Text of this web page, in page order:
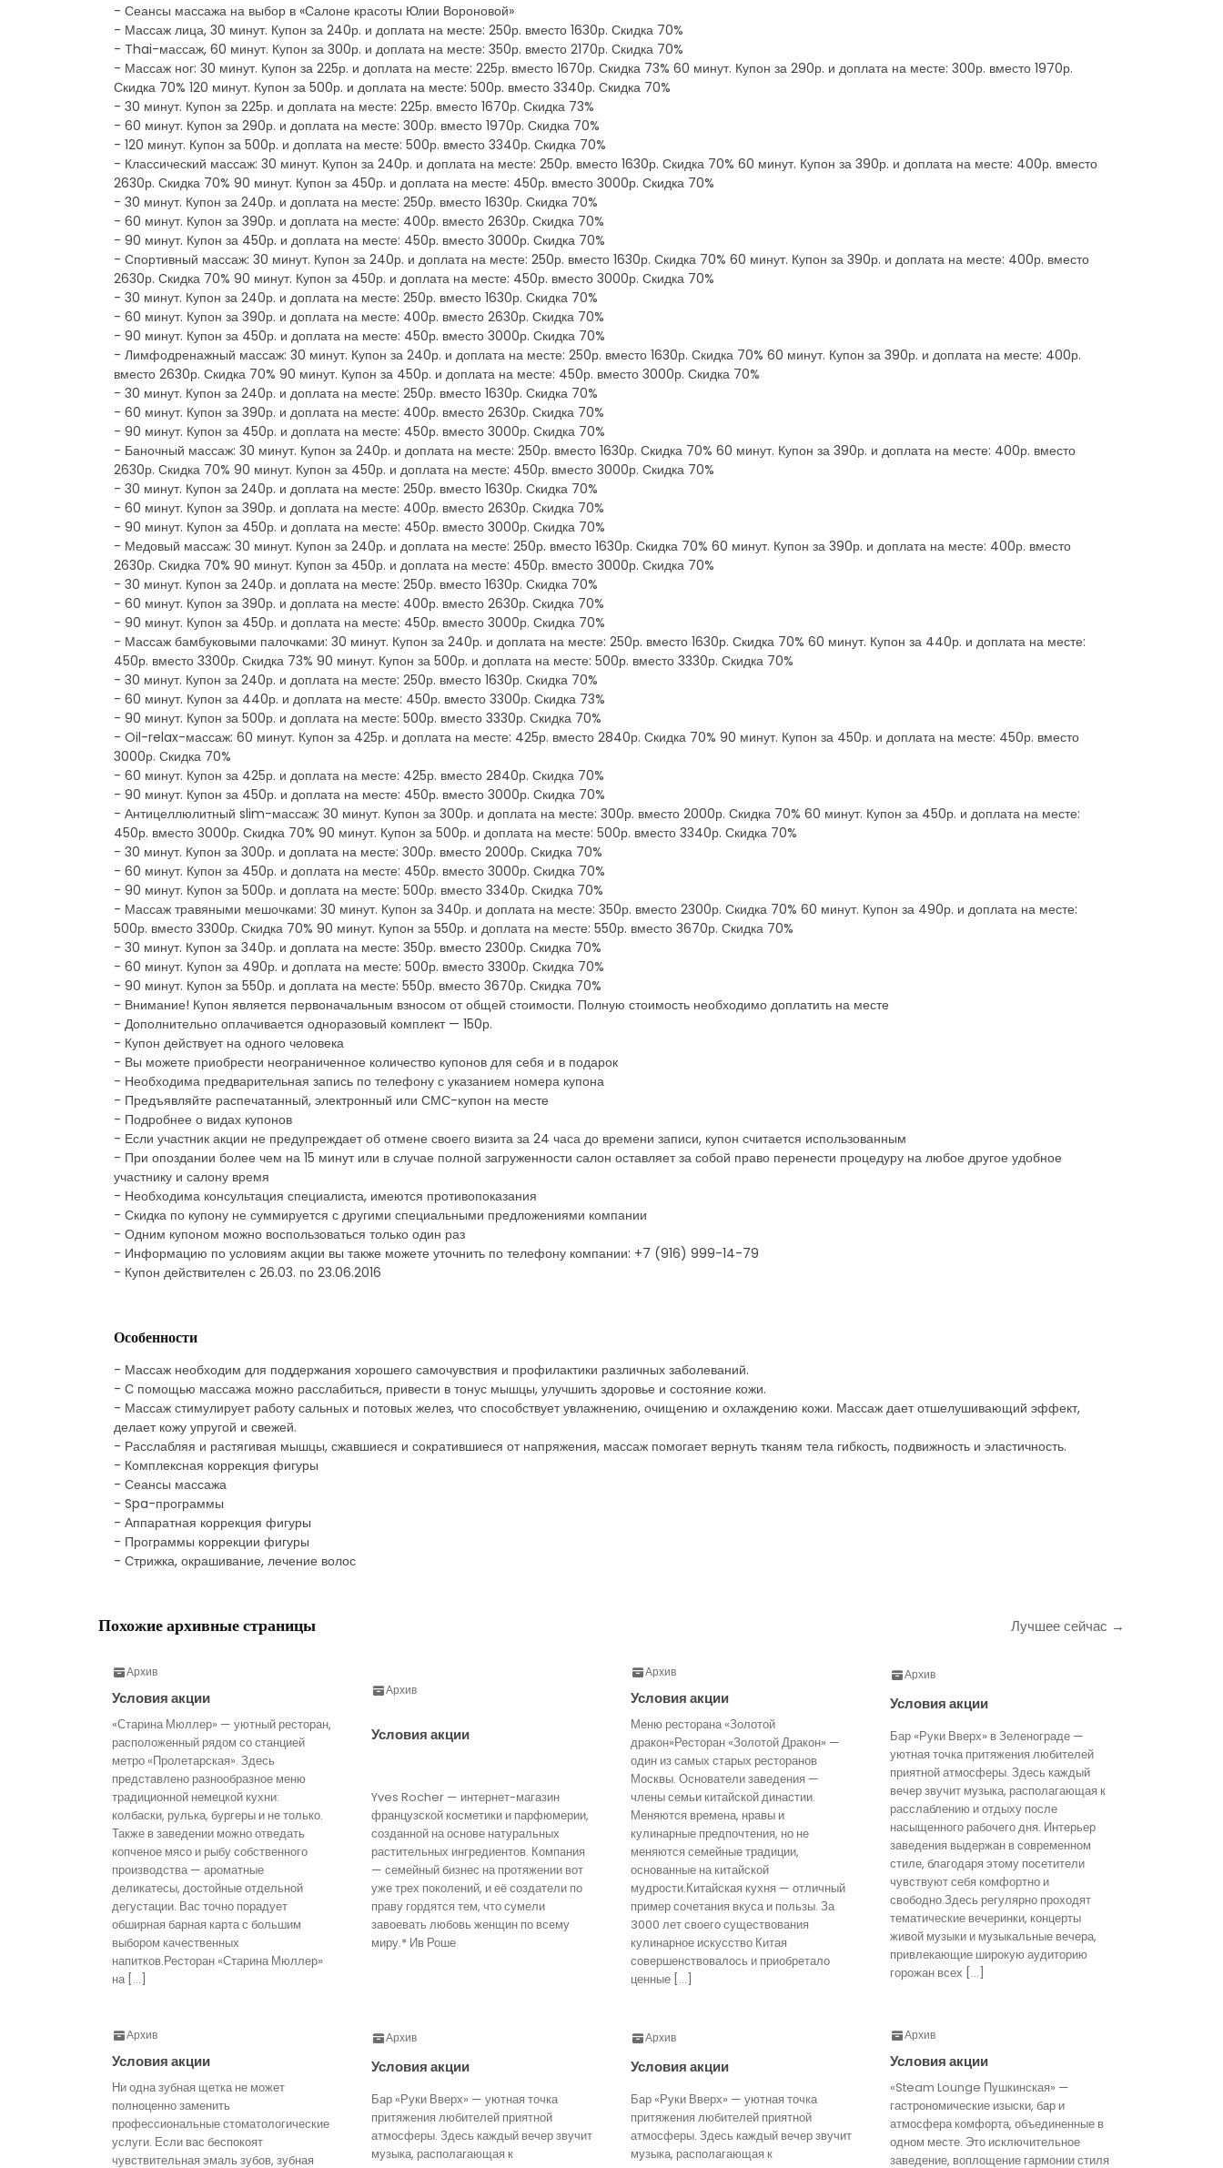
- Сеансы массажа на выбор в «Салоне красоты Юлии Вороновой»
- Массаж лица, 30 минут. Купон за 240р. и доплата на месте: 250р. вместо 1630р. Скидка 70%
- Thai-массаж, 60 минут. Купон за 300р. и доплата на месте: 350р. вместо 2170р. Скидка 70%
- Массаж ног: 30 минут. Купон за 225р. и доплата на месте: 225р. вместо 1670р. Скидка 73% 60 минут. Купон за 290р. и доплата на месте: 300р. вместо 1970р.
Скидка 70% 120 минут. Купон за 500р. и доплата на месте: 500р. вместо 3340р. Скидка 70%
- 30 минут. Купон за 225р. и доплата на месте: 225р. вместо 1670р. Скидка 73%
- 60 минут. Купон за 290р. и доплата на месте: 300р. вместо 1970р. Скидка 70%
- 120 минут. Купон за 500р. и доплата на месте: 500р. вместо 3340р. Скидка 70%
- Классический массаж: 30 минут. Купон за 240р. и доплата на месте: 250р. вместо 1630р. Скидка 70% 60 минут. Купон за 390р. и доплата на месте: 400р. вместо
2630р. Скидка 70% 90 минут. Купон за 450р. и доплата на месте: 450р. вместо 3000р. Скидка 70%
- 30 минут. Купон за 240р. и доплата на месте: 250р. вместо 1630р. Скидка 70%
- 60 минут. Купон за 390р. и доплата на месте: 400р. вместо 2630р. Скидка 70%
- 90 минут. Купон за 450р. и доплата на месте: 450р. вместо 3000р. Скидка 70%
- Спортивный массаж: 30 минут. Купон за 240р. и доплата на месте: 250р. вместо 1630р. Скидка 70% 60 минут. Купон за 390р. и доплата на месте: 400р. вместо
2630р. Скидка 70% 90 минут. Купон за 450р. и доплата на месте: 450р. вместо 3000р. Скидка 70%
- 30 минут. Купон за 240р. и доплата на месте: 250р. вместо 1630р. Скидка 70%
- 60 минут. Купон за 390р. и доплата на месте: 400р. вместо 2630р. Скидка 70%
- 90 минут. Купон за 450р. и доплата на месте: 450р. вместо 3000р. Скидка 70%
- Лимфодренажный массаж: 30 минут. Купон за 240р. и доплата на месте: 250р. вместо 1630р. Скидка 70% 60 минут. Купон за 390р. и доплата на месте: 400р.
вместо 2630р. Скидка 70% 90 минут. Купон за 450р. и доплата на месте: 450р. вместо 3000р. Скидка 70%
- 30 минут. Купон за 240р. и доплата на месте: 250р. вместо 1630р. Скидка 70%
- 60 минут. Купон за 390р. и доплата на месте: 400р. вместо 2630р. Скидка 70%
- 90 минут. Купон за 450р. и доплата на месте: 450р. вместо 3000р. Скидка 70%
- Баночный массаж: 30 минут. Купон за 240р. и доплата на месте: 250р. вместо 1630р. Скидка 70% 60 минут. Купон за 390р. и доплата на месте: 400р. вместо
2630р. Скидка 70% 90 минут. Купон за 450р. и доплата на месте: 450р. вместо 3000р. Скидка 70%
- 30 минут. Купон за 240р. и доплата на месте: 250р. вместо 1630р. Скидка 70%
- 60 минут. Купон за 390р. и доплата на месте: 400р. вместо 2630р. Скидка 70%
- 90 минут. Купон за 450р. и доплата на месте: 450р. вместо 3000р. Скидка 70%
- Медовый массаж: 30 минут. Купон за 240р. и доплата на месте: 250р. вместо 1630р. Скидка 70% 60 минут. Купон за 390р. и доплата на месте: 400р. вместо
2630р. Скидка 70% 90 минут. Купон за 450р. и доплата на месте: 450р. вместо 3000р. Скидка 70%
- 30 минут. Купон за 240р. и доплата на месте: 250р. вместо 1630р. Скидка 70%
- 60 минут. Купон за 390р. и доплата на месте: 400р. вместо 2630р. Скидка 70%
- 90 минут. Купон за 450р. и доплата на месте: 450р. вместо 3000р. Скидка 70%
- Массаж бамбуковыми палочками: 30 минут. Купон за 240р. и доплата на месте: 250р. вместо 1630р. Скидка 70% 60 минут. Купон за 440р. и доплата на месте:
450р. вместо 3300р. Скидка 73% 90 минут. Купон за 500р. и доплата на месте: 500р. вместо 3330р. Скидка 70%
- 30 минут. Купон за 240р. и доплата на месте: 250р. вместо 1630р. Скидка 70%
- 60 минут. Купон за 440р. и доплата на месте: 450р. вместо 3300р. Скидка 73%
- 90 минут. Купон за 500р. и доплата на месте: 500р. вместо 3330р. Скидка 70%
- Oil-relax-массаж: 60 минут. Купон за 425р. и доплата на месте: 425р. вместо 2840р. Скидка 70% 90 минут. Купон за 450р. и доплата на месте: 450р. вместо
3000р. Скидка 70%
- 60 минут. Купон за 425р. и доплата на месте: 425р. вместо 2840р. Скидка 70%
- 90 минут. Купон за 450р. и доплата на месте: 450р. вместо 3000р. Скидка 70%
- Антицеллюлитный slim-массаж: 30 минут. Купон за 300р. и доплата на месте: 300р. вместо 2000р. Скидка 70% 60 минут. Купон за 450р. и доплата на месте:
450р. вместо 3000р. Скидка 70% 90 минут. Купон за 500р. и доплата на месте: 500р. вместо 3340р. Скидка 70%
- 30 минут. Купон за 300р. и доплата на месте: 300р. вместо 2000р. Скидка 70%
- 60 минут. Купон за 450р. и доплата на месте: 450р. вместо 3000р. Скидка 70%
- 90 минут. Купон за 500р. и доплата на месте: 500р. вместо 3340р. Скидка 70%
- Массаж травяными мешочками: 30 минут. Купон за 340р. и доплата на месте: 350р. вместо 2300р. Скидка 70% 60 минут. Купон за 490р. и доплата на месте:
500р. вместо 3300р. Скидка 70% 90 минут. Купон за 550р. и доплата на месте: 550р. вместо 3670р. Скидка 70%
- 30 минут. Купон за 340р. и доплата на месте: 350р. вместо 2300р. Скидка 70%
- 60 минут. Купон за 490р. и доплата на месте: 500р. вместо 3300р. Скидка 70%
- 90 минут. Купон за 550р. и доплата на месте: 550р. вместо 3670р. Скидка 70%
- Внимание! Купон является первоначальным взносом от общей стоимости. Полную стоимость необходимо доплатить на месте
- Дополнительно оплачивается одноразовый комплект — 150р.
- Купон действует на одного человека
- Вы можете приобрести неограниченное количество купонов для себя и в подарок
- Необходима предварительная запись по телефону с указанием номера купона
- Предъявляйте распечатанный, электронный или СМС-купон на месте
- Подробнее о видах купонов
- Если участник акции не предупреждает об отмене своего визита за 24 часа до времени записи, купон считается использованным
- При опоздании более чем на 15 минут или в случае полной загруженности салон оставляет за собой право перенести процедуру на любое другое удобное
участнику и салону время
- Необходима консультация специалиста, имеются противопоказания
- Скидка по купону не суммируется с другими специальными предложениями компании
- Одним купоном можно воспользоваться только один раз
- Информацию по условиям акции вы также можете уточнить по телефону компании: +7 (916) 999-14-79
- Купон действителен с 26.03. по 23.06.2016
Особенности
- Массаж необходим для поддержания хорошего самочувствия и профилактики различных заболеваний.
- С помощью массажа можно расслабиться, привести в тонус мышцы, улучшить здоровье и состояние кожи.
- Массаж стимулирует работу сальных и потовых желез, что способствует увлажнению, очищению и охлаждению кожи. Массаж дает отшелушивающий эффект,
делает кожу упругой и свежей.
- Расслабляя и растягивая мышцы, сжавшиеся и сократившиеся от напряжения, массаж помогает вернуть тканям тела гибкость, подвижность и эластичность.
- Комплексная коррекция фигуры
- Сеансы массажа
- Spa-программы
- Аппаратная коррекция фигуры
- Программы​ ​коррекции​ ​фигуры
- Стрижка, окрашивание, лечение волос
Похожие архивные страницы Лучшее сейчас →
Архив
Условия акции
«Старина Мюллер» — уютный ресторан,
расположенный рядом со станцией
метро «Пролетарская». Здесь
представлено разнообразное меню
традиционной немецкой кухни:
колбаски, рулька, бургеры и не только.
Также в заведении можно отведать
копченое мясо и рыбу собственного
производства — ароматные
деликатесы, достойные отдельной
дегустации. Вас точно порадует
обширная барная карта с большим
выбором качественных
напитков.Ресторан «Старина Мюллер»
на […]
Архив
Условия акции
Yves Rocher — интернет-магазин
французской косметики и парфюмерии,
созданной на основе натуральных
растительных ингредиентов. Компания
— семейный бизнес на протяжении вот
уже трех поколений, и её создатели по
праву гордятся тем, что сумели
завоевать любовь женщин по всему
миру.* Ив Роше
Архив
Условия акции
Меню ресторана «Золотой
дракон»Ресторан «Золотой Дракон» —
один из самых старых ресторанов
Москвы. Основатели заведения —
члены семьи китайской династии.
Меняются времена, нравы и
кулинарные предпочтения, но не
меняются семейные традиции,
основанные на китайской
мудрости.Китайская кухня — отличный
пример сочетания вкуса и пользы. За
3000 лет своего существования
кулинарное искусство Китая
совершенствовалось и приобретало
ценные […]
Архив
Условия акции
Бар «Руки Вверх» в Зеленограде —
уютная точка притяжения любителей
приятной атмосферы. Здесь каждый
вечер звучит музыка, располагающая к
расслаблению и отдыху после
насыщенного рабочего дня. Интерьер
заведения выдержан в современном
стиле, благодаря этому посетители
чувствуют себя комфортно и
свободно.Здесь регулярно проходят
тематические вечеринки, концерты
живой музыки и музыкальные вечера,
привлекающие широкую аудиторию
горожан всех […]
Архив
Условия акции
Ни одна зубная щетка не может
полноценно заменить
профессиональные стоматологические
услуги. Если вас беспокоят
чувствительная эмаль зубов, зубная
Архив
Условия акции
Бар «Руки Вверх» — уютная точка
притяжения любителей приятной
атмосферы. Здесь каждый вечер звучит
музыка, располагающая к
Архив
Условия акции
Бар «Руки Вверх» — уютная точка
притяжения любителей приятной
атмосферы. Здесь каждый вечер звучит
музыка, располагающая к
Архив
Условия акции
«Steam Lounge Пушкинская» —
гастрономические изыски, бар и
атмосфера комфорта, объединенные в
одном месте. Это исключительное
заведение, воплощение гармонии стиля